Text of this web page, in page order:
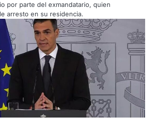
por parte del exmandatario, quien
arresto en su residencia.